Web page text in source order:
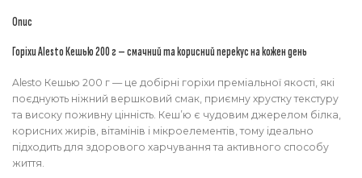
Опис
Горіхи Alesto Кешью 200 г — смачний та корисний перекус на кожен день
Alesto Кешью 200 г — це добірні горіхи преміальної якості, які
поєднують ніжний вершковий смак, приємну хрустку текстуру
та високу поживну цінність. Кеш’ю є чудовим джерелом білка,
корисних жирів, вітамінів і мікроелементів, тому ідеально
підходить для здорового харчування та активного способу
життя.